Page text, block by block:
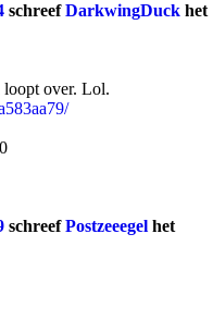
schreefDarkwingDuck het
loopt over. Lol.
schreefPostzeeegel het